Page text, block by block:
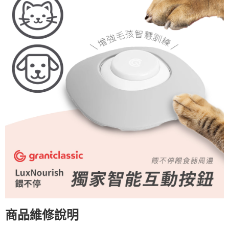
帳／街口支付／iPASS MONEY」等通路繳費。
【注意事項】
1.本服務係由「台灣大哥大股份有限公司」（以下簡稱本公司）所提供，讓
用戶於交易時，得透過本服務購買商品或服務，並由商店將買賣／分期付款
買賣價金債權讓與本公司後，依約使用本公司帳單繳交帳款。
2.基於同意付款使用「大哥付你分期」之契約關係目的，商店將以您的個人
資料（包含姓名、電話或地址）提供予台灣大哥大進項蒐集、處理及利用，
由本公司與您本人進行分期帳單所需資料之確認、核對及更正。
3.完整用戶服務條款，請詳閱以下連結：https://oppay.tw/userRule
結帳頁面，進行簡訊認證並確認金額後，即可完成結帳。
２．訂單成立數日內，您將收到繳費通知簡訊。
３．收到繳費通知簡訊後14天內，點擊此簡訊中的連結，可透過四大超商／
ATM／網路銀行／等多元方式進行付款，方視為交易完成。
※ 請注意：結帳手續完成當下不需立刻繳費，但若您需要取消訂單，請聯絡
購買商品的店家。未經商家同意取消之訂單仍視為有效，需透過AFTEE先享
後付繳納相關費用。
※ 交易是否成功請以「AFTEE先享後付 」之結帳頁面顯示為準，若有關於
是否繳費成功／繳費後需取消欲退款等相關疑問，請聯繫「AFTEE先享後付
客戶支援中心」https://netprotections.freshdesk.com/support/home
１．透過由恩沛科技股份有限公司提供之「AFTEE先享後付」服務完成之交
易，需依本服務之必要範圍內提供個人資料，並將交易相關給付款項請求債
權轉讓予恩沛科技股份有限公司。
https://aftee.tw/terms/#terms3
３．未成年的使用者請事先徵得法定代理人或監護人之同意方可使用
「AFTEE先享後付」，若未經同意申辦者引起之損失，本公司不負相關責
任。
４．使用「AFTEE先享後付」時，將依據個別帳號之用戶狀況，依本公司即
５．嚴禁一人註冊多個帳號或使用他人資訊註冊。若發現惡意使用之情形，
恩沛科技股份有限公司將有權停止該用戶之使用額度並採取法律行動。
離島宅配
每筆NT$180
貨到付款
每筆NT$95，滿NT$1,000(含以上)免運費
商品維修說明